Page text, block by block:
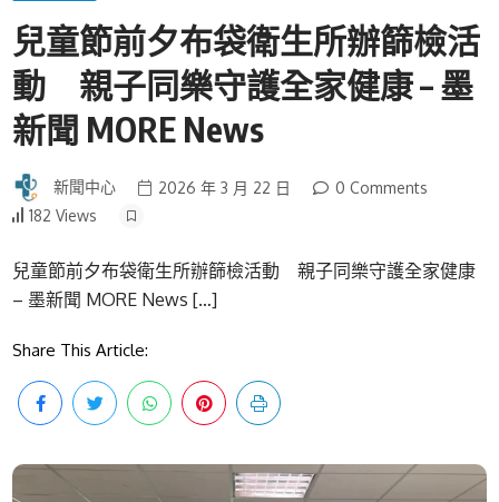
兒童節前夕布袋衛生所辦篩檢活
動 親子同樂守護全家健康 – 墨
新聞 MORE News
新聞中心 2026 年 3 月 22 日
0 Comments
182 Views
兒童節前夕布袋衛生所辦篩檢活動 親子同樂守護全家健康
– 墨新聞 MORE News […]
Share This Article: